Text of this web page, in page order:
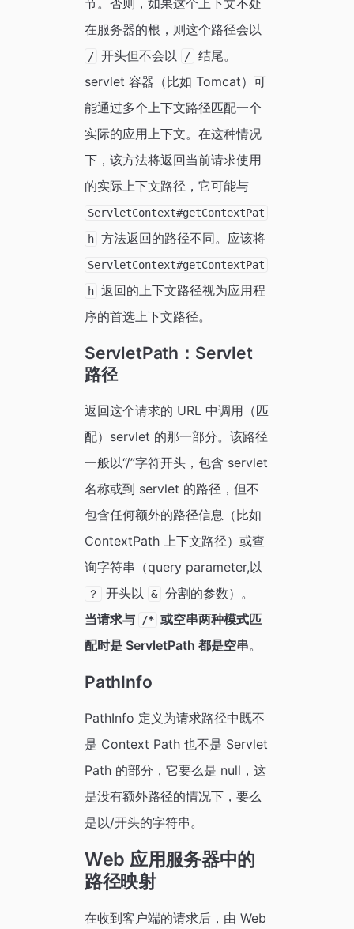
节。否则，如果这个上下文不处
在服务器的根，则这个路径会以
/ 开头但不会以 /
结尾。
servlet 容器（比如 Tomcat）可
能通过多个上下文路径匹配一个
实际的应用上下文。在这种情况
下，该方法将返回当前请求使用
的实际上下文路径，它可能与
ServletContext#getContextPat
h 方法返回的路径不同。应该将
ServletContext#getContextPat
h 返回的上下文路径视为应用程
序的首选上下文路径。
ServletPath：Servlet
路径
返回这个请求的 URL 中调用（匹
配）servlet 的那一部分。该路径
一般以“/”字符开头，包含 servlet
名称或到 servlet 的路径，但不
包含任何额外的路径信息（比如
ContextPath 上下文路径）或查
询字符串（query parameter,以
？ 开头以 & 分割的参数）。
当请求与
/* 或空串两种模式匹
配时是 ServletPath 都是空串。
PathInfo
PathInfo 定义为请求路径中既不
是 Context Path 也不是 Servlet
Path 的部分，它要么是 null，这
是没有额外路径的情况下，要么
是以/开头的字符串。
Web 应用服务器中的
路径映射
在收到客户端的请求后，由 Web